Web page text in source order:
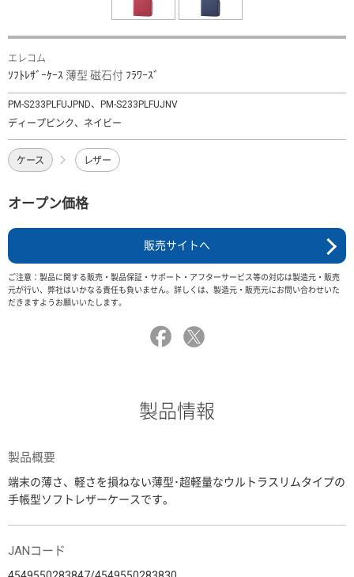
エレコム
ｿﾌﾄﾚｻﾞｰｹｰｽ 薄型 磁石付 ﾌﾗﾜｰｽﾞ
PM-S233PLFUJPND、PM-S233PLFUJNV
ディープピンク、ネイビー
ケース レザー
オープン価格
販売サイトへ
ご注意：製品に関する販売・製品保証・サポート・アフターサービス等の対応は製造元・販売
元が行い、弊社はいかなる責任も負いません。詳しくは、製造元・販売元にお問い合わせいた
だきますようお願いいたします。
製品情報
製品概要
端末の薄さ、軽さを損ねない薄型･超軽量なウルトラスリムタイプの
手帳型ソフトレザーケースです。
JANコード